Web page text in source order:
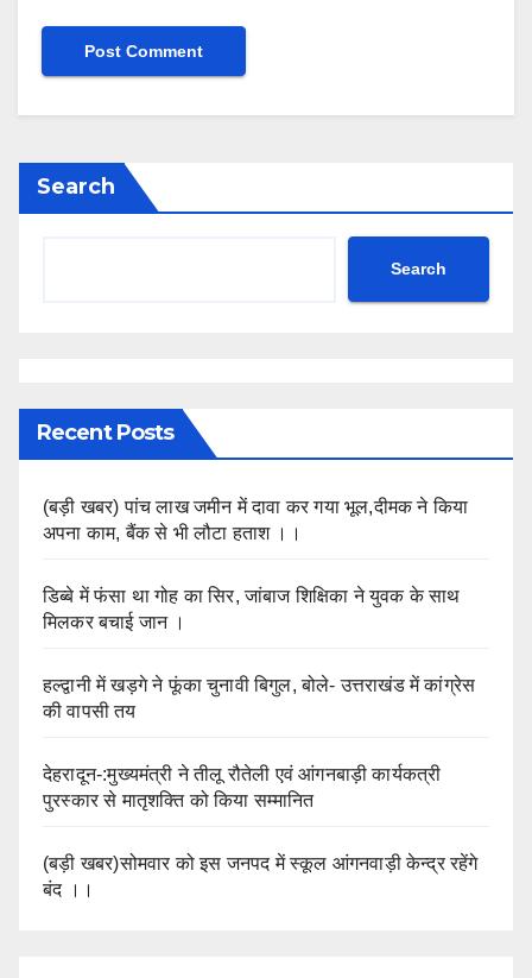
Search
Search
Recent Posts
(बड़ी खबर) पांच लाख जमीन में दावा कर गया भूल,दीमक ने किया
अपना काम, बैंक से भी लौटा हताश ।।
डिब्बे में फंसा था गोह का सिर, जांबाज शिक्षिका ने युवक के साथ
मिलकर बचाई जान ।
हल्द्वानी में खड़गे ने फूंका चुनावी बिगुल, बोले- उत्तराखंड में कांग्रेस
की वापसी तय
देहरादून-:मुख्यमंत्री ने तीलू रौतेली एवं आंगनबाड़ी कार्यकत्री
पुरस्कार से मातृशक्ति को किया सम्मानित
(बड़ी खबर)सोमवार को इस जनपद में स्कूल आंगनवाड़ी केन्द्र रहेंगे
बंद ।।